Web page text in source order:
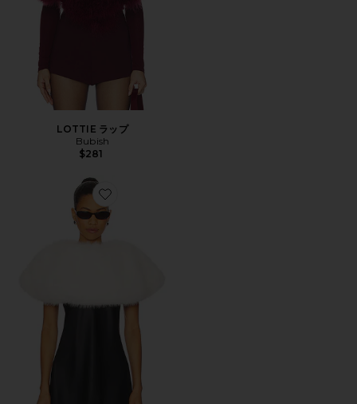
LOTTIE ラップ
Bubish
$281
Favorite LUNA ショール